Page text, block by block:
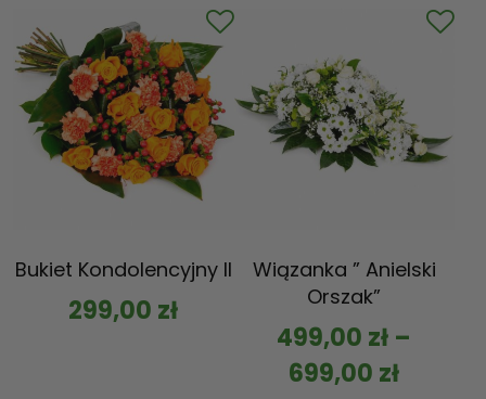
Bukiet Kondolencyjny II
299,00 zł
Wiązanka ” Anielski
Orszak”
499,00 zł –
699,00 zł